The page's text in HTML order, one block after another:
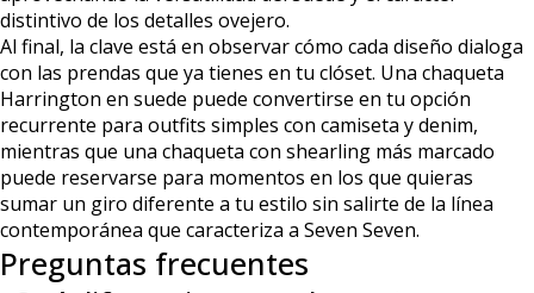
distintivo de los detalles ovejero.
Al final, la clave está en observar cómo cada diseño dialoga
con las prendas que ya tienes en tu clóset. Una chaqueta
Harrington en suede puede convertirse en tu opción
recurrente para outfits simples con camiseta y denim,
mientras que una chaqueta con shearling más marcado
puede reservarse para momentos en los que quieras
sumar un giro diferente a tu estilo sin salirte de la línea
contemporánea que caracteriza a Seven Seven.
Preguntas frecuentes